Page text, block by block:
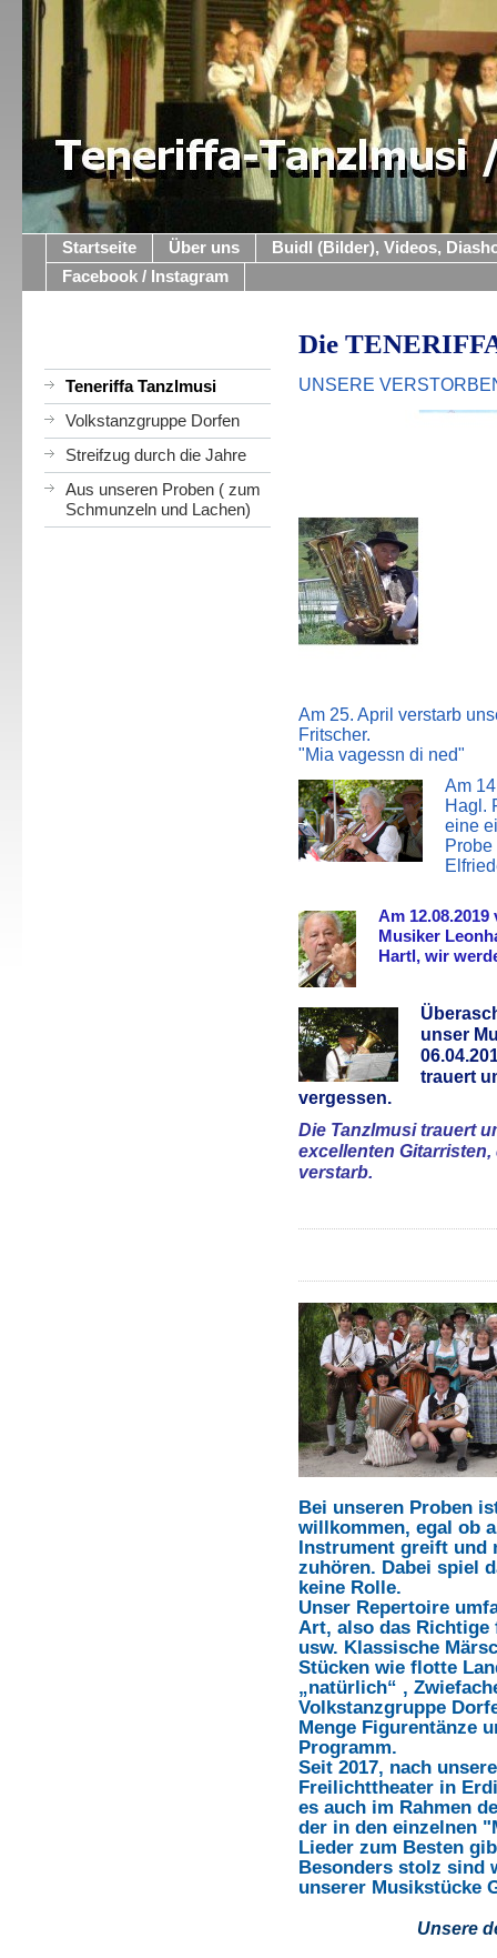
Startseite Über uns
Buidl (Bilder), Videos,
Facebook / Instagram
Teneriffa Tanzlmusi
Volkstanzgruppe Dorfen
Streifzug durch die Jahre
Aus unseren Proben ( zum
Schmunzeln und Lachen)
Die
UNSERE
Am 25. April verstarb
Fritscher.
"Mia vagessn di ned"
Am
Hagl.
eine
Probe
Am
Musiker
Hartl, wir
unser
trauert
vergessen.
Die Tanzlmusi trauert
excellenten Gitarristen,
verstarb.
Bei unseren Proben
willkommen, egal ob
Instrument greift und
zuhören. Dabei spiel
keine Rolle.
Unser Repertoire
Art, also das Richtige
usw. Klassische
Stücken wie flotte
„natürlich“ ,
Volkstanzgruppe
Menge Figurentänze
Programm.
Seit 2017, nach
Freilichttheater in
es auch im Rahmen
der in den einzelnen
Lieder zum Besten
Besonders stolz sind
unserer Musikstücke
Unsere